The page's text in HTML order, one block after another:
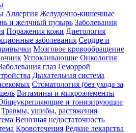
Аллергия Желудочно-кишечные
и желчный пузырь Заболевания
Поражения кожи Диетология
заболевания Сердце и
Мозговое кровообращение
Успокаивающие Онкология
глаз Геморрой
Дыхательная система
Стоматология (без ухода за
Витамины и микроэлементы
и тонизирующие
Травмы, ушибы, растяжения
Венозная недостаточность
Кровотечения Редкие лекарства